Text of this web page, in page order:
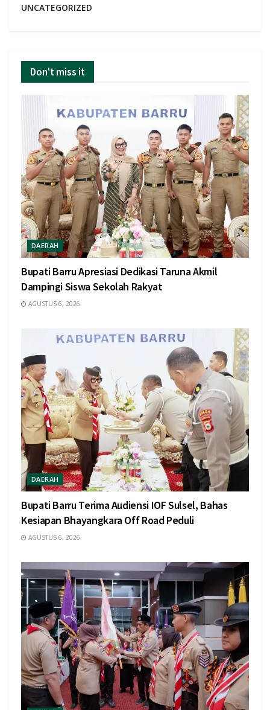
UNCATEGORIZED
Don't miss it
DAERAH
Bupati Barru Apresiasi Dedikasi Taruna Akmil
Dampingi Siswa Sekolah Rakyat
AGUSTUS 6, 2026
DAERAH
Bupati Barru Terima Audiensi IOF Sulsel, Bahas
Kesiapan Bhayangkara Off Road Peduli
AGUSTUS 6, 2026